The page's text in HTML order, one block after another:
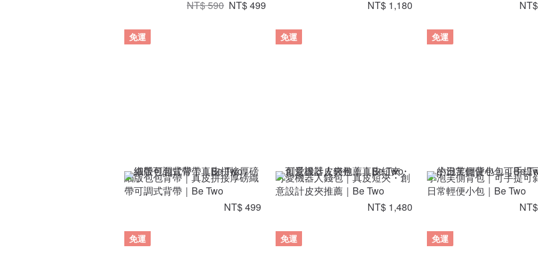
NT$ 499
NT$ 590 NT$ 1,180
免運
細版包包背帶｜真皮拼接厚磅織
帶可調式背帶｜Be Two
NT$ 499
免運
可愛機器人錢包｜真皮短夾・創
意設計皮夾推薦｜Be Two
NT$ 1,480
免運
小泡芙側背包｜可手提可
日常輕便小包｜Be Two
免運 免運 免運